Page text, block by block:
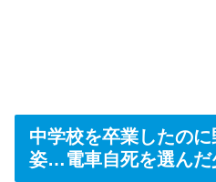
中学校を卒業したの
姿…電車自死を選んだ